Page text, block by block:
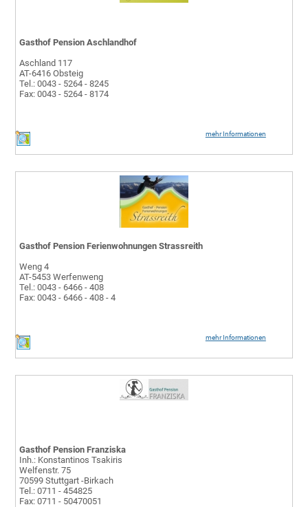
mehr Informationen
Gasthof Pension Aschlandhof
Aschland 117
AT-6416 Obsteig
Tel.: 0043 - 5264 - 8245
Fax: 0043 - 5264 - 8174
mehr Informationen
Gasthof Pension Ferienwohnungen Strassreith
Weng 4
AT-5453 Werfenweng
Tel.: 0043 - 6466 - 408
Fax: 0043 - 6466 - 408 - 4
Gasthof Pension Franziska
Inh.: Konstantinos Tsakiris
Welfenstr. 75
70599 Stuttgart -Birkach
Tel.: 0711 - 454825
Fax: 0711 - 50470051